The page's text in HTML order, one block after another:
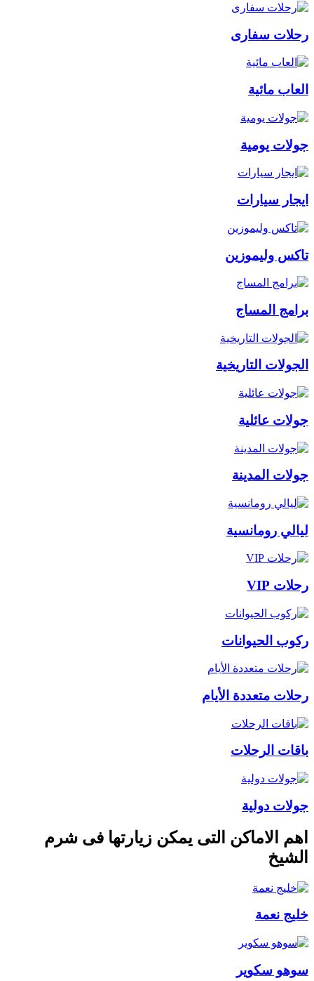
رحلات سفارى
العاب مائية
جولات يومية
ايجار سيارات
تاكس وليموزين
برامج المساج
الجولات التاريخية
جولات عائلية
جولات المدينة
ليالي رومانسية
رحلات VIP
ركوب الحيوانات
رحلات متعددة الأيام
باقات الرحلات
جولات دولية
اهم الاماكن التى يمكن زيارتها فى شرم
الشيخ
خليج نعمة
سوهو سكوير